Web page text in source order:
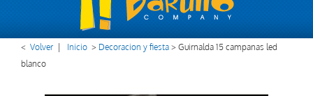
< Volver Inicio > Decoracion y fiesta>Guirnalda 15 campanas led
blanco